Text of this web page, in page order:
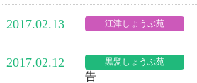
2017.02.13 江津しょうぶ苑
2017.02.12 黒髪しょうぶ苑
告